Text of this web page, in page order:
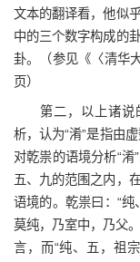
文本的翻译看，他似
中的三个数字构成的
卦。（参见《〈清华
页）
第二，以上诸
析，认为“淆”是指由
对乾祟的语境分析“淆
五、九的范围之内，
语境的。乾祟曰：“纯
莫纯，乃室中，乃父
言，而“纯、五，祖